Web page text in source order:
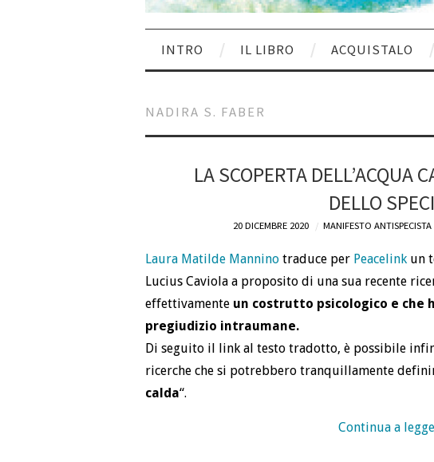
INTRO IL LIBRO ACQUISTALO
NADIRA S. FABER
LA SCOPERTA DELL’ACQUA
DELLO
20 DICEMBRE 2020 MANIFESTO ANTISPECISTA
Laura Matilde Mannino traduce per Peacelink un
Lucius Caviola a proposito di una sua recente
effettivamente un costrutto psicologico e
pregiudizio intraumane.
Di seguito il link al testo tradotto, è possibile
ricerche che si potrebbero tranquillamente
calda“.
Continua a